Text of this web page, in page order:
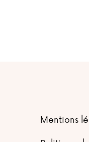
Mentions